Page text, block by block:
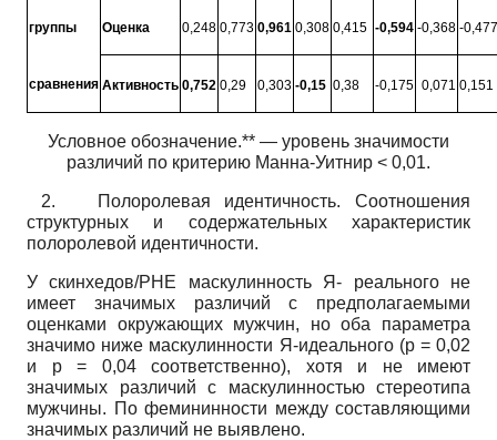
группы Оценка 0,248 0,773 0,961 0,308 0,415 -0,594 -0,368 -0,477
сравнения Активность 0,752 0,29 0,303 -0,15 0,38 -0,175 0,071 0,151
Условное обозначение.** — уровень значимости
различий по критерию Манна-Уитнир < 0,01.
2.
Полоролевая идентичность. Соотношения
структурных и содержательных характеристик
полоролевой идентичности.
У скинхедов/РНЕ маскулинность Я- реального не
имеет значимых различий с предполагаемыми
оценками окружающих мужчин, но оба параметра
значимо ниже маскулинности Я-идеального (р = 0,02
и р = 0,04 соответственно), хотя и не имеют
значимых различий с маску­линностью стереотипа
мужчины. По фе­мининности между составляющими
значимых различий не выявлено.